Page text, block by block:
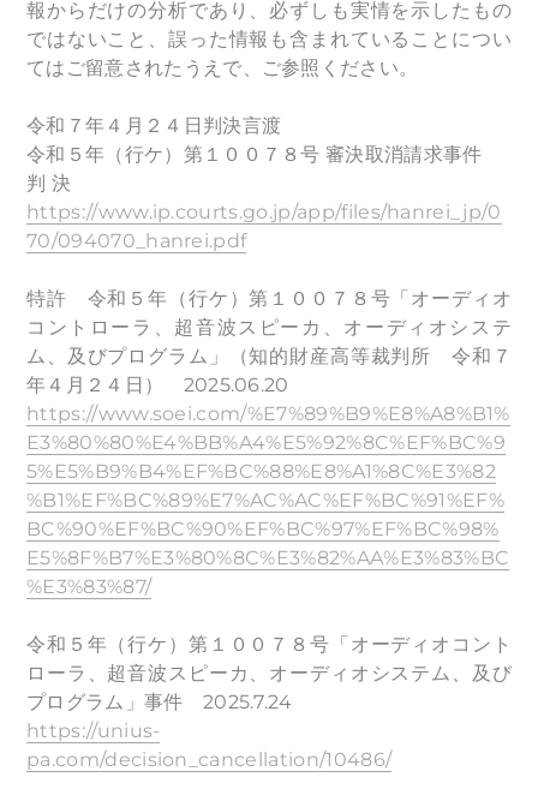
報からだけの分析であり、必ずしも実情を示したもの
ではないこと、誤った情報も含まれていることについ
てはご留意されたうえで、ご参照ください。
令和７年４月２４日判決言渡
令和５年（行ケ）第１００７８号 審決取消請求事件
判 決
https://www.ip.courts.go.jp/app/files/hanrei_jp/0
70/094070_hanrei.pdf
特許 令和５年（行ケ）第１００７８号「オーディオ
コントローラ、超音波スピーカ、オーディオシステ
ム、及びプログラム」（知的財産高等裁判所 令和７
年４月２４日） 2025.06.20
https://www.soei.com/%E7%89%B9%E8%A8%B1%
E3%80%80%E4%BB%A4%E5%92%8C%EF%BC%9
5%E5%B9%B4%EF%BC%88%E8%A1%8C%E3%82
%B1%EF%BC%89%E7%AC%AC%EF%BC%91%EF%
BC%90%EF%BC%90%EF%BC%97%EF%BC%98%
E5%8F%B7%E3%80%8C%E3%82%AA%E3%83%BC
%E3%83%87/
令和５年（行ケ）第１００７８号「オーディオコント
ローラ、超音波スピーカ、オーディオシステム、及び
プログラム」事件 2025.7.24
https://unius-
pa.com/decision_cancellation/10486/